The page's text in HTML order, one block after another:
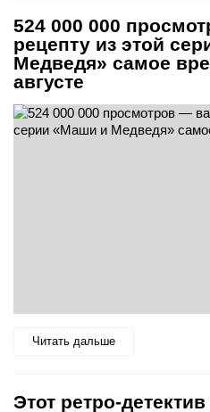
524 000 000
рецепту из этой
Медведя» самое
августе
Читать дальше
Этот ретро-